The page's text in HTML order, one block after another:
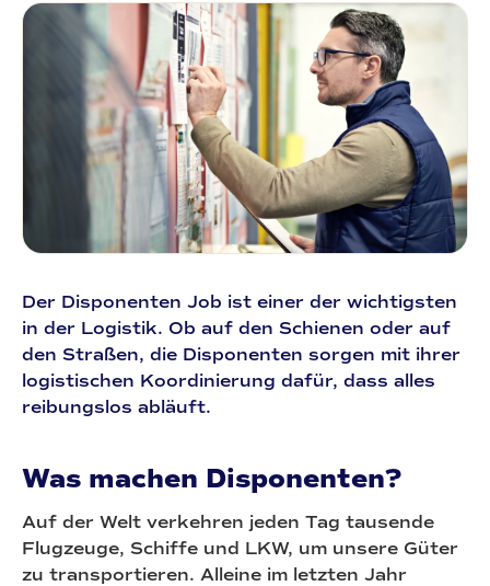
Der Disponenten Job ist einer der wichtigsten
in der Logistik. Ob auf den Schienen oder auf
den Straßen, die Disponenten sorgen mit ihrer
logistischen Koordinierung dafür, dass alles
reibungslos abläuft.
Was machen Disponenten?
Auf der Welt verkehren jeden Tag tausende
Flugzeuge, Schiffe und LKW, um unsere Güter
zu transportieren. Alleine im letzten Jahr